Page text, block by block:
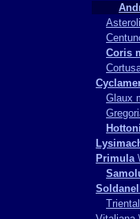
Coris
Glaux
Primula\